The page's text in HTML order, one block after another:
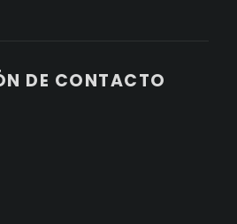
DE CONTACTO